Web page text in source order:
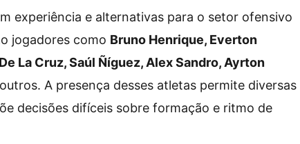
experiência e alternativas para o setor ofensivo
jogadores como Bruno Henrique, Everton
La Cruz, Saúl Ñíguez, Alex Sandro, Ayrton
A presença desses atletas permite diversas
decisões difíceis sobre formação e ritmo de